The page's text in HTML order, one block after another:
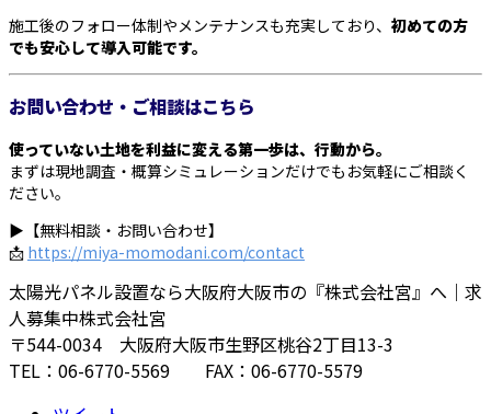
施工後のフォロー体制やメンテナンスも充実しており、 初めての方
でも安心して導入可能です。
お問い合わせ・ご相談はこちら
使っていない土地を利益に変える第一歩は、行動から。
まずは現地調査・概算シミュレーションだけでもお気軽にご相談く
ださい。
▶【無料相談・お問い合わせ】
📩 https://miya-momodani.com/contact
太陽光パネル設置なら大阪府大阪市の『株式会社宮』へ｜求
人募集中株式会社宮
〒544-0034 大阪府大阪市生野区桃谷2丁目13-3
TEL：06-6770-5569 FAX：06-6770-5579